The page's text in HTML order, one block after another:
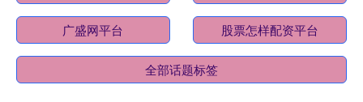
广盛网平台 股票怎样配资平台
全部话题标签